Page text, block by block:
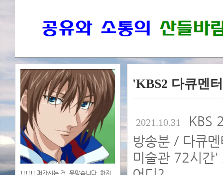
!!!!!! 퍼가시는 건, 못막습니다. 하지
'KBS2 다큐멘
2021.10.31 KBS
방송분 / 다큐
미술관 72시간'
어디?